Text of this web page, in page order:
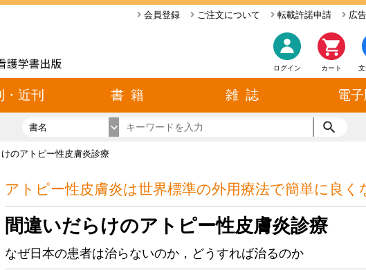
広
転載許諾申請
ご注文について
会員登録
カート
ログイン
・近刊 書 籍 雑 誌 電子
書名
のアトピー性皮膚炎診療
アトピー性皮膚炎は世界標準の外用療法で簡単に良く
間違いだらけのアトピー性皮膚炎診療
なぜ日本の患者は治らないのか，どうすれば治るのか